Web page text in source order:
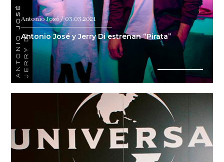
Antonio José / 03.03.2021
Antonio José y Jerry Di estrenan “Pirata”